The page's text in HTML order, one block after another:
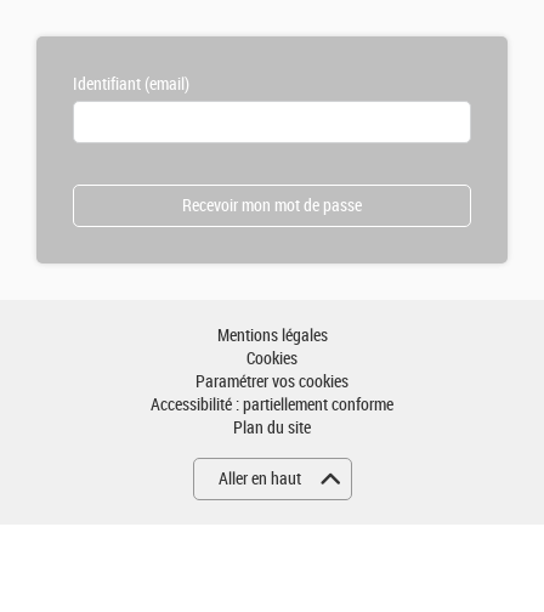
Identifiant (email)
Mentions légales
Cookies
Paramétrer vos cookies
Accessibilité : partiellement conforme
Plan du site
Aller en haut